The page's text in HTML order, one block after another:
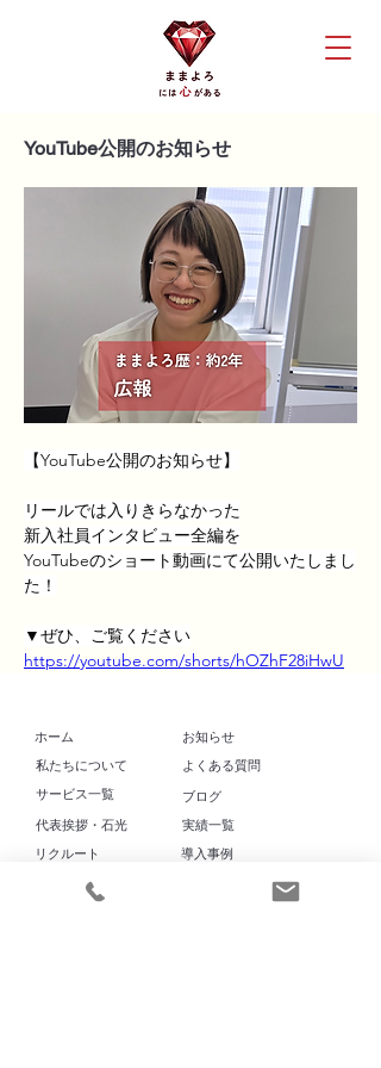
YouTube公開のお知らせ
【YouTube公開のお知らせ】
リールでは入りきらなかった
新入社員インタビュー全編を
YouTubeのショート動画にて公開いたしまし
た！
▼ぜひ、ご覧ください
https://youtube.com/shorts/hOZhF28iHwU
​ホーム
​私たちについて
​サービス一覧
代表挨拶・石光
リクルート
お知らせ
よくある質問
​ブログ
実績一覧
導入事例
ママヨロアカデミー